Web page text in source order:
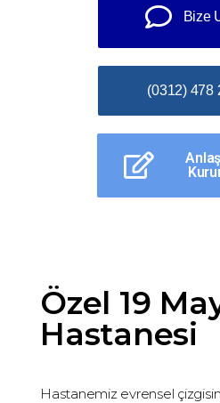
Bize
(0312) 478
Özel 19
Hastanesi
Hastanemiz evrensel